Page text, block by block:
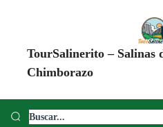
TourSalinerito – Salinas
Chimborazo
Chimborazo, Minas de Sal,